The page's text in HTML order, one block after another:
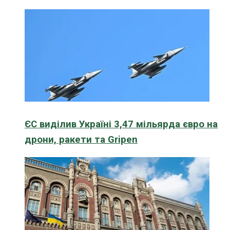
ЄС виділив Україні 3,47 мільярда євро на
дрони, ракети та Gripen